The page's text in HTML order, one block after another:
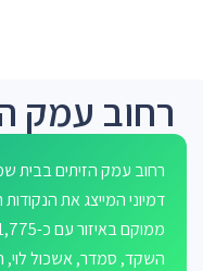
רחוב עמק
רחוב עמק הזיתים
דמיוני המייצג את
השקד, סמדר, אשכול לוי,